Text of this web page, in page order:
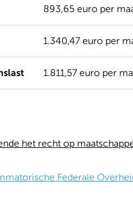
893,65 euro per
1.340,47 euro per
1.811,57 euro per
het recht op
Federale